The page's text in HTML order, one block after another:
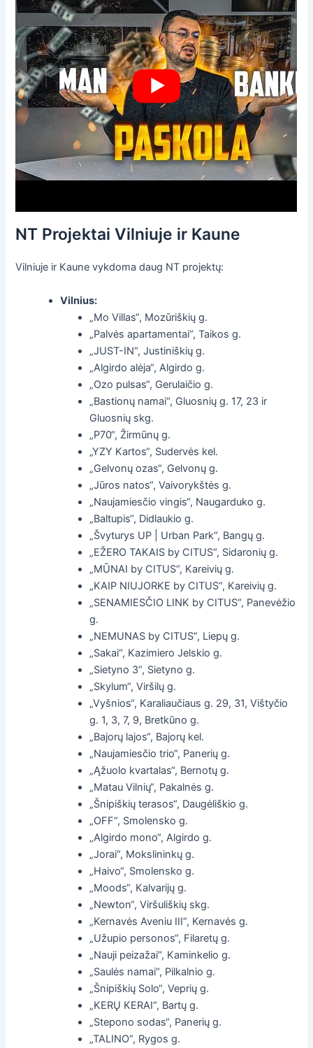
NT Projektai Vilniuje ir Kaune
Vilniuje ir Kaune vykdoma daug NT projektų:
Vilnius:
„Mo Villas“, Mozūriškių g.
„Palvės apartamentai“, Taikos g.
„JUST-IN“, Justiniškių g.
„Algirdo alėja“, Algirdo g.
„Ozo pulsas“, Gerulaičio g.
„Bastionų namai“, Gluosnių g. 17, 23 ir
Gluosnių skg.
„P70“, Žirmūnų g.
„YZY Kartos“, Sudervės kel.
„Gelvonų ozas“, Gelvonų g.
„Jūros natos“, Vaivorykštės g.
„Naujamiesčio vingis“, Naugarduko g.
„Baltupis“, Didlaukio g.
„Švyturys UP | Urban Park“, Bangų g.
„EŽERO TAKAIS by CITUS“, Sidaronių g.
„MŪNAI by CITUS“, Kareivių g.
„KAIP NIUJORKE by CITUS“, Kareivių g.
„SENAMIESČIO LINK by CITUS“, Panevėžio
g.
„NEMUNAS by CITUS“, Liepų g.
„Sakai“, Kazimiero Jelskio g.
„Sietyno 3“, Sietyno g.
„Skylum“, Viršilų g.
„Vyšnios“, Karaliaučiaus g. 29, 31, Vištyčio
g. 1, 3, 7, 9, Bretkūno g.
„Bajorų lajos“, Bajorų kel.
„Naujamiesčio trio“, Panerių g.
„Ąžuolo kvartalas“, Bernotų g.
„Matau Vilnių“, Pakalnės g.
„Šnipiškių terasos“, Daugėliškio g.
„OFF“, Smolensko g.
„Algirdo mono“, Algirdo g.
„Jorai“, Mokslininkų g.
„Haivo“, Smolensko g.
„Moods“, Kalvarijų g.
„Newton“, Viršuliškių skg.
„Kernavės Aveniu III“, Kernavės g.
„Užupio personos“, Filaretų g.
„Nauji peizažai“, Kaminkelio g.
„Saulės namai“, Pilkalnio g.
„Šnipiškių Solo“, Veprių g.
„KERŲ KERAI“, Bartų g.
„Stepono sodas“, Panerių g.
„TALINO“, Rygos g.